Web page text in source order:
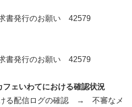
書発行のお願い 42579
書発行のお願い 42579
ェいわてにおける確認状況
ける配信ログの確認 → 不審なメ